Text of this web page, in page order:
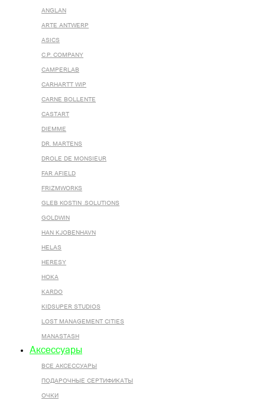
ANGLAN
ARTE ANTWERP
ASICS
C.P. COMPANY
CAMPERLAB
CARHARTT WIP
CARNE BOLLENTE
CASTART
DIEMME
DR. MARTENS
DROLE DE MONSIEUR
FAR AFIELD
FRIZMWORKS
GLEB KOSTIN .SOLUTIONS
GOLDWIN
HAN KJOBENHAVN
HELAS
HERESY
HOKA
KARDO
KIDSUPER STUDIOS
LOST MANAGEMENT CITIES
MANASTASH
Аксессуары
ВСЕ AКСЕССУАРЫ
ПОДАРОЧНЫЕ СЕРТИФИКАТЫ
ОЧКИ